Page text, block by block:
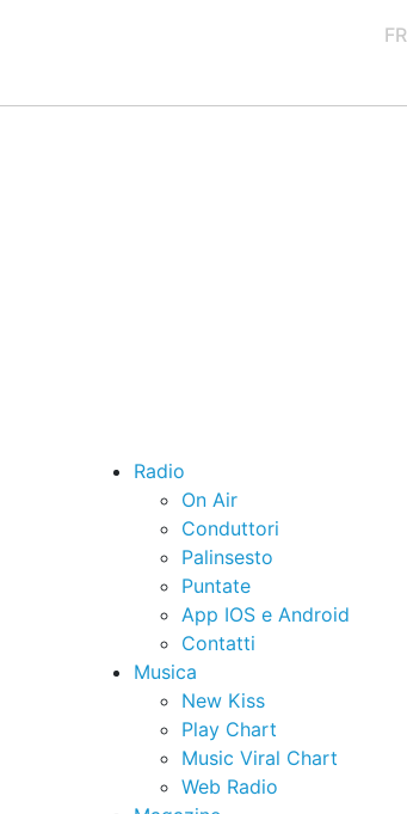
Radio
On Air
Conduttori
Palinsesto
Puntate
App IOS e Android
Contatti
Musica
New Kiss
Play Chart
Music Viral Chart
Web Radio